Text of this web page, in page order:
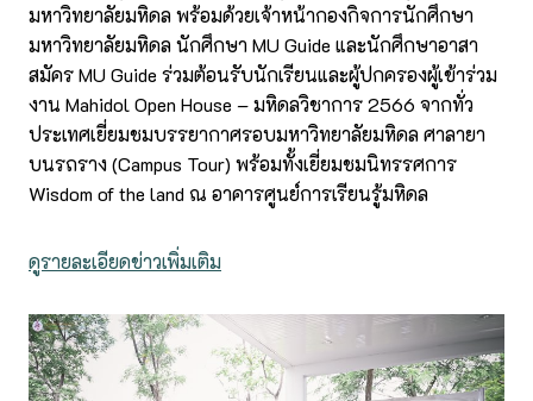
มหาวิทยาลัยมหิดล พร้อมด้วยเจ้าหน้ากองกิจการนักศึกษา
มหาวิทยาลัยมหิดล นักศึกษา MU Guide และนักศึกษาอาสา
สมัคร MU Guide ร่วมต้อนรับนักเรียนและผู้ปกครองผู้เข้าร่วม
งาน Mahidol Open House – มหิดลวิชาการ 2566 จากทั่ว
ประเทศเยี่ยมชมบรรยากาศรอบมหาวิทยาลัยมหิดล ศาลายา
บนรถราง (Campus Tour) พร้อมทั้งเยี่ยมชมนิทรรศการ
Wisdom of the land ณ อาคารศูนย์การเรียนรู้มหิดล
ดูรายละเอียดข่าวเพิ่มเติม